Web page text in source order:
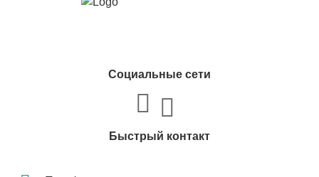
Социальные сети
Быстрый контакт